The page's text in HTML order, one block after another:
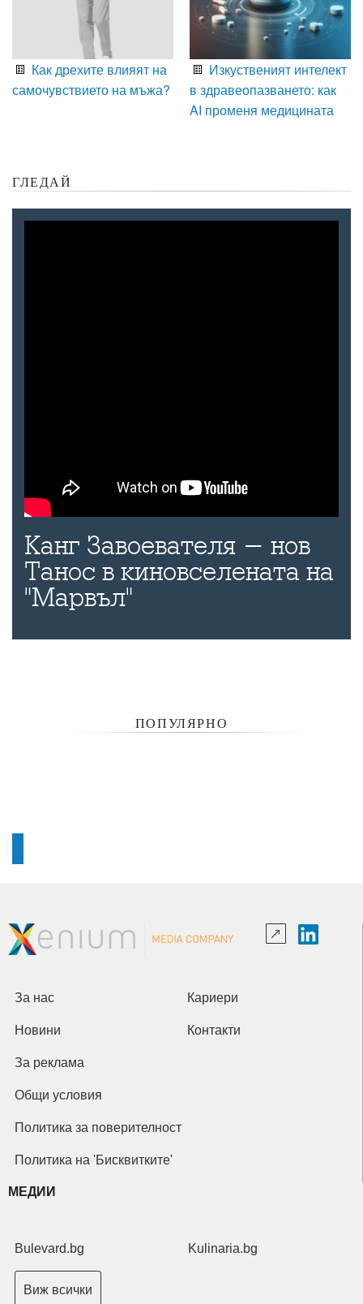
Как дрехите влияят на
самочувствието на мъжа?
Изкуственият интелект
в здравеопазването: как
AI променя медицината
ГЛЕДАЙ
Канг Завоевателя - нов
Танос в киновселената на
"Марвъл"
ПОПУЛЯРНО
За нас Кариери
Новини Контакти
За реклама
Общи условия
Политика за поверителност
Политика на 'Бисквитките'
МЕДИИ
Bulevard.bg Kulinaria.bg
Виж всички